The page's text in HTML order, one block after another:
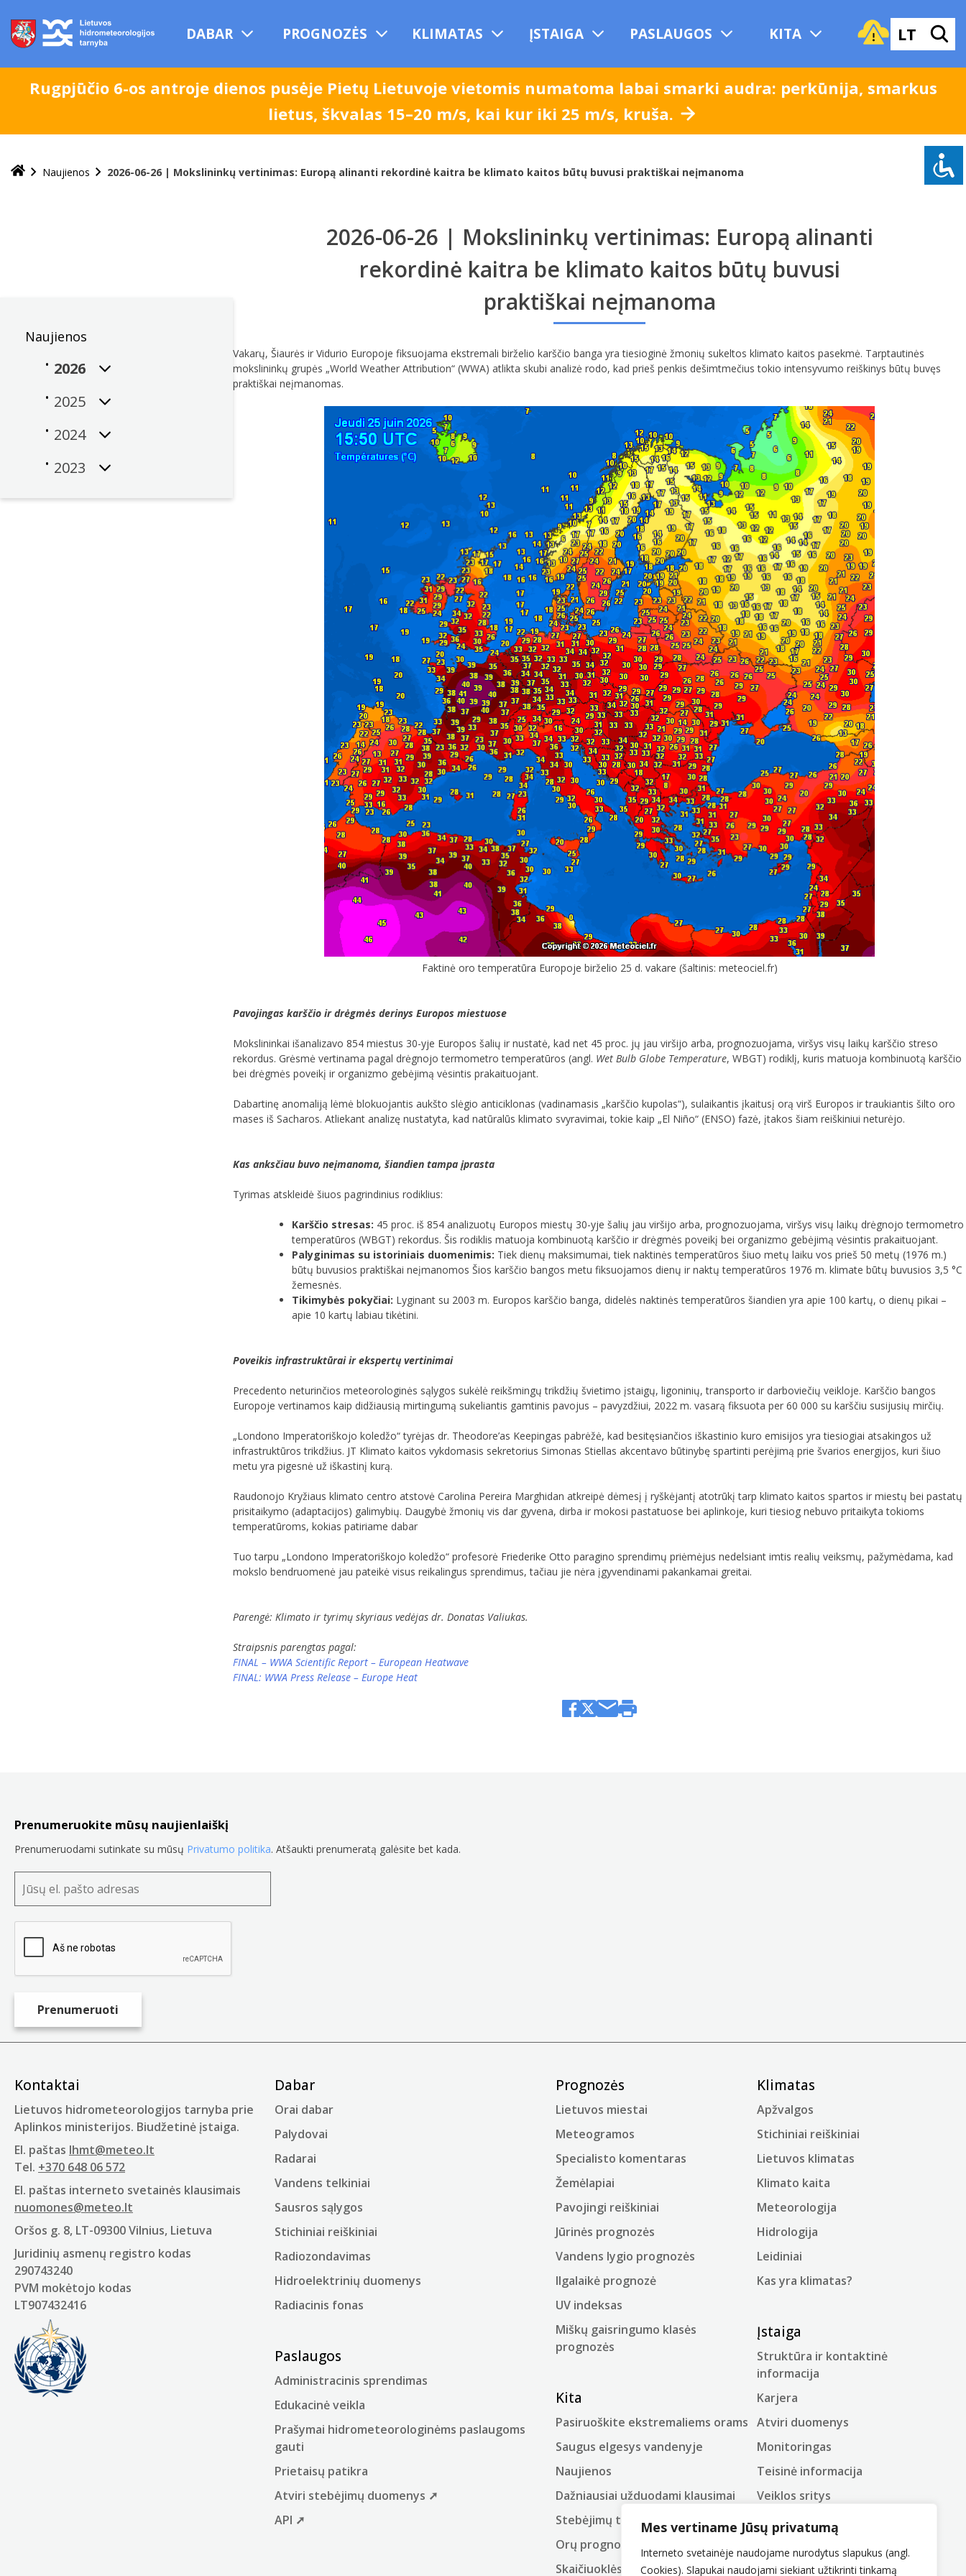
Mes vertiname Jūsų privatumą
Interneto svetainėje naudojame nurodytus slapukus (angl.
Cookies). Slapukai naudojami siekiant užtikrinti tinkamą
pereiti
turinį
DABAR PROGNOZĖS KLIMATAS ĮSTAIGA PASLAUGOS KITA LT
Rugpjūčio 6-os antroje dienos pusėje Pietų Lietuvoje vietomis numatoma labai smarki audra: perkūnija, smarkus
lietus, škvalas 15–20 m/s, kai kur iki 25 m/s, kruša.
Naujienos 2026-06-26 | Mokslininkų vertinimas: Europą alinanti rekordinė kaitra be klimato kaitos būtų buvusi praktiškai neįmanoma
Naujienos
2026
2025
2024
2023
2026-06-26 | Mokslininkų vertinimas: Europą alinanti
rekordinė kaitra be klimato kaitos būtų buvusi
praktiškai neįmanoma
Vakarų, Šiaurės ir Vidurio Europoje fiksuojama ekstremali birželio karščio banga yra tiesioginė žmonių sukeltos klimato kaitos pasekmė. Tarptautinės
mokslininkų grupės „World Weather Attribution“ (WWA) atlikta skubi analizė rodo, kad prieš penkis dešimtmečius tokio intensyvumo reiškinys būtų buvęs
praktiškai neįmanomas.
Faktinė oro temperatūra Europoje birželio 25 d. vakare (šaltinis: meteociel.fr)
Pavojingas karščio ir drėgmės derinys Europos miestuose
Mokslininkai išanalizavo 854 miestus 30-yje Europos šalių ir nustatė, kad net 45 proc. jų jau viršijo arba, prognozuojama, viršys visų laikų karščio streso
rekordus. Grėsmė vertinama pagal drėgnojo termometro temperatūros (angl. Wet Bulb Globe Temperature, WBGT) rodiklį, kuris matuoja kombinuotą karščio
bei drėgmės poveikį ir organizmo gebėjimą vėsintis prakaituojant.
Dabartinę anomaliją lėmė blokuojantis aukšto slėgio anticiklonas (vadinamasis „karščio kupolas“), sulaikantis įkaitusį orą virš Europos ir traukiantis šilto oro
mases iš Sacharos. Atliekant analizę nustatyta, kad natūralūs klimato svyravimai, tokie kaip „El Niño“ (ENSO) fazė, įtakos šiam reiškiniui neturėjo.
Kas anksčiau buvo neįmanoma, šiandien tampa įprasta
Tyrimas atskleidė šiuos pagrindinius rodiklius:
Karščio stresas: 45 proc. iš 854 analizuotų Europos miestų 30-yje šalių jau viršijo arba, prognozuojama, viršys visų laikų drėgnojo termometro
temperatūros (WBGT) rekordus. Šis rodiklis matuoja kombinuotą karščio ir drėgmės poveikį bei organizmo gebėjimą vėsintis prakaituojant.
Palyginimas su istoriniais duomenimis: Tiek dienų maksimumai, tiek naktinės temperatūros šiuo metų laiku vos prieš 50 metų (1976 m.)
būtų buvusios praktiškai neįmanomos Šios karščio bangos metu fiksuojamos dienų ir naktų temperatūros 1976 m. klimate būtų buvusios 3,5 °C
žemesnės.
Tikimybės pokyčiai: Lyginant su 2003 m. Europos karščio banga, didelės naktinės temperatūros šiandien yra apie 100 kartų, o dienų pikai –
apie 10 kartų labiau tikėtini.
Poveikis infrastruktūrai ir ekspertų vertinimai
Precedento neturinčios meteorologinės sąlygos sukėlė reikšmingų trikdžių švietimo įstaigų, ligoninių, transporto ir darboviečių veikloje. Karščio bangos
Europoje vertinamos kaip didžiausią mirtingumą sukeliantis gamtinis pavojus – pavyzdžiui, 2022 m. vasarą fiksuota per 60 000 su karščiu susijusių mirčių.
„Londono Imperatoriškojo koledžo“ tyrėjas dr. Theodore’as Keepingas pabrėžė, kad besitęsiančios iškastinio kuro emisijos yra tiesiogiai atsakingos už
infrastruktūros trikdžius. JT Klimato kaitos vykdomasis sekretorius Simonas Stiellas akcentavo būtinybę spartinti perėjimą prie švarios energijos, kuri šiuo
metu yra pigesnė už iškastinį kurą.
Raudonojo Kryžiaus klimato centro atstovė Carolina Pereira Marghidan atkreipė dėmesį į ryškėjantį atotrūkį tarp klimato kaitos spartos ir miestų bei pastatų
prisitaikymo (adaptacijos) galimybių. Daugybė žmonių vis dar gyvena, dirba ir mokosi pastatuose bei aplinkoje, kuri tiesiog nebuvo pritaikyta tokioms
temperatūroms, kokias patiriame dabar
Tuo tarpu „Londono Imperatoriškojo koledžo“ profesorė Friederike Otto paragino sprendimų priėmėjus nedelsiant imtis realių veiksmų, pažymėdama, kad
mokslo bendruomenė jau pateikė visus reikalingus sprendimus, tačiau jie nėra įgyvendinami pakankamai greitai.
Parengė: Klimato ir tyrimų skyriaus vedėjas dr. Donatas Valiukas.
Straipsnis parengtas pagal:
FINAL – WWA Scientific Report – European Heatwave
FINAL: WWA Press Release – Europe Heat
Prenumeruokite mūsų naujienlaiškį
Prenumeruodami sutinkate su mūsų Privatumo politika. Atšaukti prenumeratą galėsite bet kada.
Kontaktai
Lietuvos hidrometeorologijos tarnyba prie
Aplinkos ministerijos. Biudžetinė įstaiga.
El. paštas lhmt@meteo.lt
Tel. +370 648 06 572
El. paštas interneto svetainės klausimais
nuomones@meteo.lt
Oršos g. 8, LT-09300 Vilnius, Lietuva
Juridinių asmenų registro kodas
290743240
PVM mokėtojo kodas
LT907432416
Dabar
Orai dabar
Palydovai
Radarai
Vandens telkiniai
Sausros sąlygos
Stichiniai reiškiniai
Radiozondavimas
Hidroelektrinių duomenys
Radiacinis fonas
Paslaugos
Administracinis sprendimas
Edukacinė veikla
Prašymai hidrometeorologinėms paslaugoms
gauti
Prietaisų patikra
Atviri stebėjimų duomenys ➚
API ➚
Prognozės
Lietuvos miestai
Meteogramos
Specialisto komentaras
Žemėlapiai
Pavojingi reiškiniai
Jūrinės prognozės
Vandens lygio prognozės
Ilgalaikė prognozė
UV indeksas
Miškų gaisringumo klasės
prognozės
Kita
Pasiruoškite ekstremaliems orams
Saugus elgesys vandenyje
Naujienos
Dažniausiai užduodami klausimai
Stebėjimų tinklas
Orų prognozių žodynas
Skaičiuoklės
Klimatas
Apžvalgos
Stichiniai reiškiniai
Lietuvos klimatas
Klimato kaita
Meteorologija
Hidrologija
Leidiniai
Kas yra klimatas?
Įstaiga
Struktūra ir kontaktinė
informacija
Karjera
Atviri duomenys
Monitoringas
Teisinė informacija
Veiklos sritys
Korupcijos prevencija
Administracinė informacija